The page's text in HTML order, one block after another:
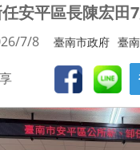
安平區長陳宏田
7/8 臺南市政府 臺